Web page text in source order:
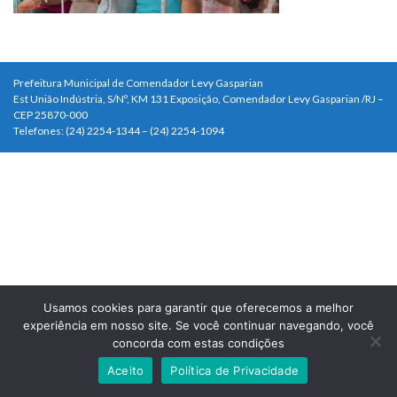
Prefeitura Municipal de Comendador Levy Gasparian
Est União Indústria, S/Nº, KM 131 Exposição, Comendador Levy Gasparian /RJ –
CEP 25870-000
Telefones: (24) 2254-1344 – (24) 2254-1094
Usamos cookies para garantir que oferecemos a melhor
experiência em nosso site. Se você continuar navegando, você
concorda com estas condições
Aceito
Política de Privacidade